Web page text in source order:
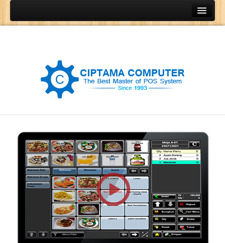
Home
Program Kasir
Program Restoran
Program Retail
Program Grosir
Program General Ledger
POS Terminal
Barcode Printer
Barcode Scanner
Cash Drawer
Cash Register
CCTV